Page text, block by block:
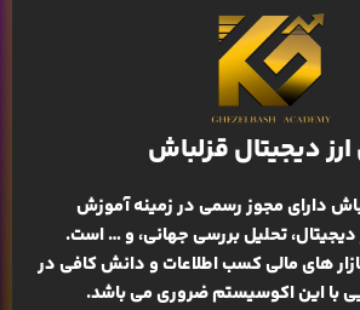
دیجیتال قزلباش
دارای مجوز رسمی در زمینهآموزش
تحلیل بررسی جهانی، و … است.
های مالی کسب اطلاعات و دانش کافی در
با این اکوسیستم ضروری می باشد.